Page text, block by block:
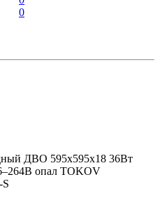
0
ДВО 595х595х18 36Вт
опал TOKOV